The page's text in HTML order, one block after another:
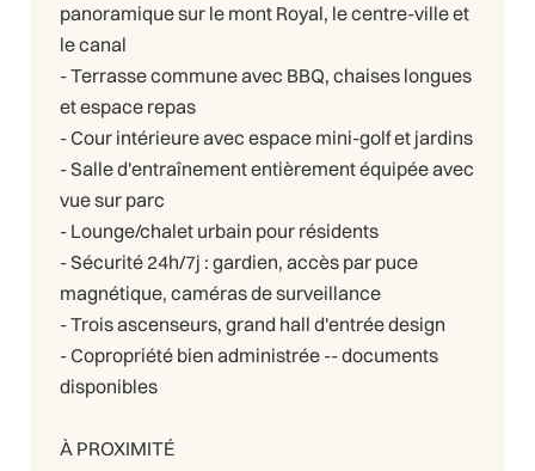
panoramique sur le mont Royal, le centre-ville et
le canal
- Terrasse commune avec BBQ, chaises longues
et espace repas
- Cour intérieure avec espace mini-golf et jardins
- Salle d'entraînement entièrement équipée avec
vue sur parc
- Lounge/chalet urbain pour résidents
- Sécurité 24h/7j : gardien, accès par puce
magnétique, caméras de surveillance
- Trois ascenseurs, grand hall d'entrée design
- Copropriété bien administrée -- documents
disponibles
À PROXIMITÉ